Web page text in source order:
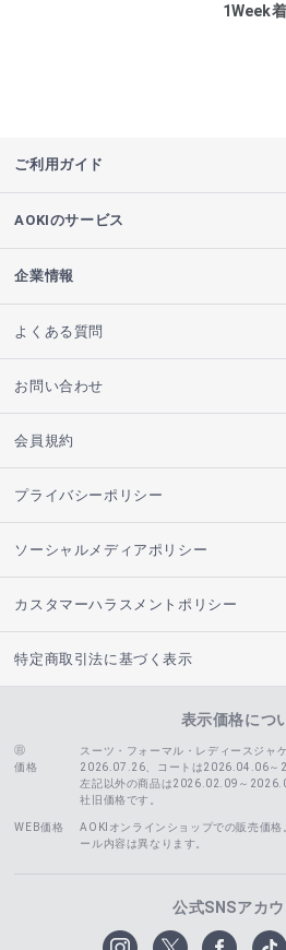
1Week
ご利用ガイド
AOKIのサービス
企業情報
よくある質問
お問い合わせ
会員規約
プライバシーポリシー
ソーシャルメディアポリシー
カスタマーハラスメントポリシー
特定商取引法に基づく表示
表示価格につ
価格
スーツ・フォーマル・レディースジャ
2026.07.26、コートは2026.04.06～
左記以外の商品は2026.02.09～
社旧価格です。
WEB価格
AOKIオンラインショップでの販売価
ール内容は異なります。
公式SNSアカウ